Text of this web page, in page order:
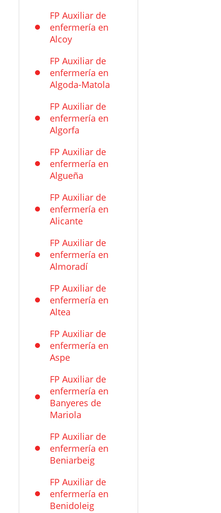
FP Auxiliar de
enfermería en
Alcoy
FP Auxiliar de
enfermería en
Algoda-Matola
FP Auxiliar de
enfermería en
Algorfa
FP Auxiliar de
enfermería en
Algueña
FP Auxiliar de
enfermería en
Alicante
FP Auxiliar de
enfermería en
Almoradí
FP Auxiliar de
enfermería en
Altea
FP Auxiliar de
enfermería en
Aspe
FP Auxiliar de
enfermería en
Banyeres de
Mariola
FP Auxiliar de
enfermería en
Beniarbeig
FP Auxiliar de
enfermería en
Benidoleig